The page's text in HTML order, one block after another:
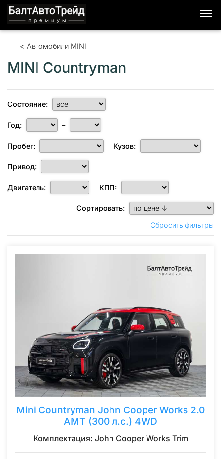
Автомобили MINI
MINI Countryman
Состояние:
Год: –
Пробег: Кузов:
Привод:
Двигатель: КПП:
Сортировать:
Сбросить фильтры
Mini Countryman John Cooper Works 2.0
AMT (300 л.с.) 4WD
Комплектация: John Cooper Works Trim